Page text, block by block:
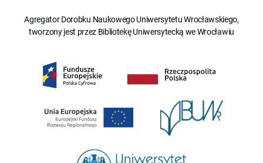
Agregator Dorobku Naukowego Uniwersytetu Wrocławskiego,
tworzony jest przez Bibliotekę Uniwersytecką we Wrocławiu